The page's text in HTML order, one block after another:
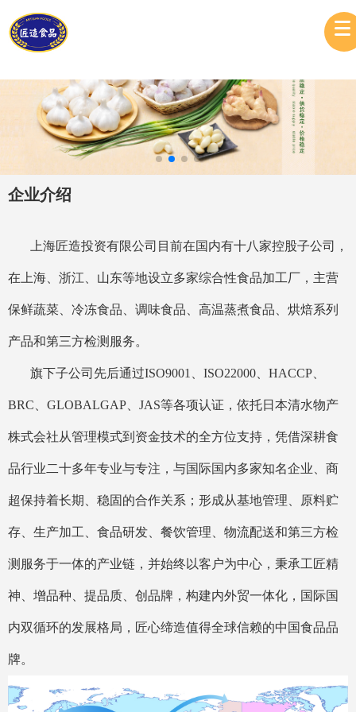
企业介绍
上海匠造投资有限公司目前在国内有十八家控股子公司，
在上海、浙江、山东等地设立多家综合性食品加工厂，主营
保鲜蔬菜、冷冻食品、调味食品、高温蒸煮食品、烘焙系列
产品和第三方检测服务。
旗下子公司先后通过ISO9001、ISO22000、HACCP、
BRC、GLOBALGAP、JAS等各项认证，依托日本清水物产
株式会社从管理模式到资金技术的全方位支持，凭借深耕食
品行业二十多年专业与专注，与国际国内多家知名企业、商
超保持着长期、稳固的合作关系；形成从基地管理、原料贮
存、生产加工、食品研发、餐饮管理、物流配送和第三方检
测服务于一体的产业链，并始终以客户为中心，秉承工匠精
神、增品种、提品质、创品牌，构建内外贸一体化，国际国
内双循环的发展格局，匠心缔造值得全球信赖的中国食品品
牌。